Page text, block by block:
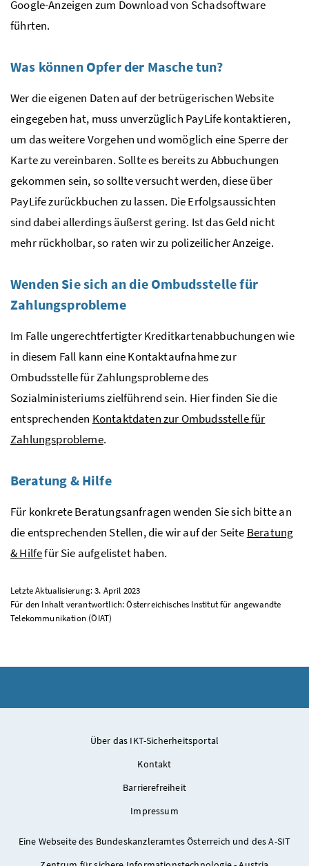
Google-Anzeigen zum Download von Schadsoftware
führten.
Was können Opfer der Masche tun?
Wer die eigenen Daten auf der betrügerischen Website
eingegeben hat, muss unverzüglich PayLife kontaktieren,
um das weitere Vorgehen und womöglich eine Sperre der
Karte zu vereinbaren. Sollte es bereits zu Abbuchungen
gekommen sein, so sollte versucht werden, diese über
PayLife zurückbuchen zu lassen. Die Erfolgsaussichten
sind dabei allerdings äußerst gering. Ist das Geld nicht
mehr rückholbar, so raten wir zu polizeilicher Anzeige.
Wenden Sie sich an die Ombudsstelle für
Zahlungsprobleme
Im Falle ungerechtfertigter Kreditkartenabbuchungen wie
in diesem Fall kann eine Kontaktaufnahme zur
Ombudsstelle für Zahlungsprobleme des
Sozialministeriums zielführend sein. Hier finden Sie die
entsprechenden Kontaktdaten zur Ombudsstelle für
Zahlungsprobleme.
Beratung & Hilfe
Für konkrete Beratungsanfragen wenden Sie sich bitte an
die entsprechenden Stellen, die wir auf der Seite Beratung
& Hilfefür Sie aufgelistet haben.
Letzte Aktualisierung: 3. April 2023
Für den Inhalt verantwortlich: Österreichisches Institut für angewandte
Telekommunikation (ÖIAT)
Über das IKT-Sicherheitsportal
Kontakt
Barrierefreiheit
Impressum
Eine Webseite des Bundeskanzleramtes Österreich und des A-SIT